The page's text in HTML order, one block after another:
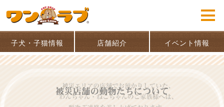
子犬・子猫情報 店舗紹介 イベント情報